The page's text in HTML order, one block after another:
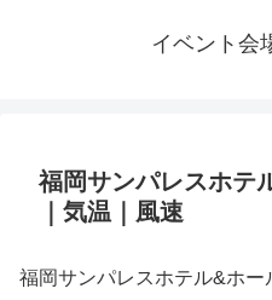
イベント会
福岡サンパレスホテ
｜気温｜風速
福岡サンパレスホテル&ホ